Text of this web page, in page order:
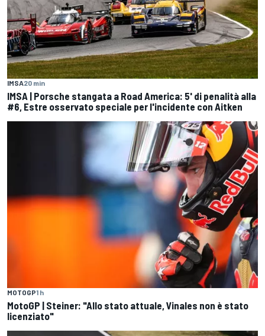
IMSA20 min
IMSA | Porsche stangata a Road America: 5' di penalità alla
#6, Estre osservato speciale per l'incidente con Aitken
MOTOGP1 h
MotoGP | Steiner: "Allo stato attuale, Vinales non è stato
licenziato"